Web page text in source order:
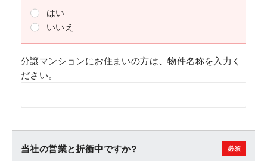
はい
いいえ
分譲マンションにお住まいの方は、物件名称を入力く
ださい。
当社の営業と折衝中ですか?